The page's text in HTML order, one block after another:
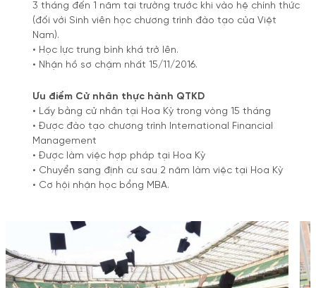
3 tháng đến 1 năm tại trường trước khi vào hệ chính thức
(đối với Sinh viên học chương trình đào tạo của Việt
Nam).
• Học lực trung bình khá trở lên.
• Nhận hồ sơ chậm nhất 15/11/2016.
Ưu điểm Cử nhân thực hành QTKD
• Lấy bằng cử nhân tại Hoa Kỳ trong vòng 15 tháng
• Được đào tạo chương trình International Financial
Management
• Được làm việc hợp pháp tại Hoa Kỳ
• Chuyển sang định cư sau 2 năm làm việc tại Hoa Kỳ
• Cơ hội nhận học bổng MBA.